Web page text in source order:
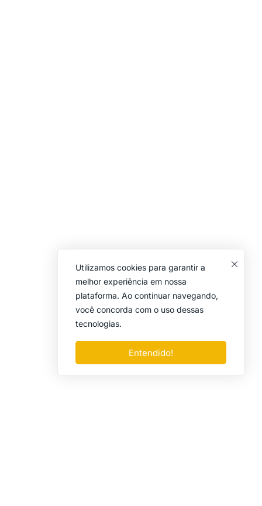
Utilizamos cookies para garantir a
melhor experiência em nossa
plataforma. Ao continuar navegando,
você concorda com o uso dessas
tecnologias.
Entendido!